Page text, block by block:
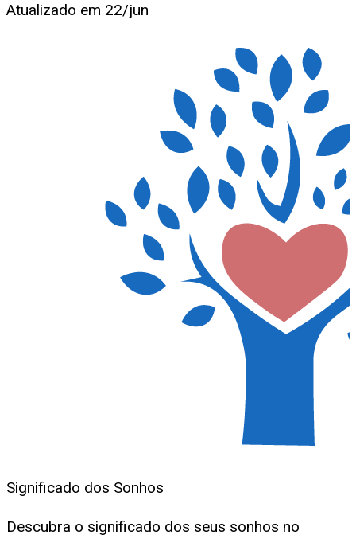
Atualizado em 22/jun
Significado dos Sonhos
Descubra o significado dos seus sonhos no